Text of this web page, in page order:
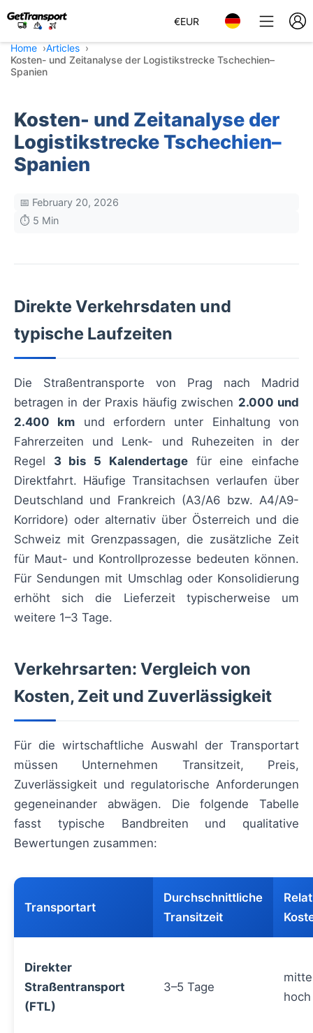
€EUR
Home
Articles
Kosten- und Zeitanalyse der Logistikstrecke Tschechien–
Spanien
Kosten- und Zeitanalyse der
Logistikstrecke Tschechien–
Spanien
📅 February 20, 2026
⏱️ 5 Min
Direkte Verkehrsdaten und
typische Laufzeiten
Die Straßentransporte von Prag nach Madrid
betragen in der Praxis häufig zwischen 2.000 und
2.400 km und erfordern unter Einhaltung von
Fahrerzeiten und Lenk- und Ruhezeiten in der
Regel 3 bis 5 Kalendertagefür eine einfache
Direktfahrt. Häufige Transitachsen verlaufen über
Deutschland und Frankreich (A3/A6 bzw. A4/A9-
Korridore) oder alternativ über Österreich und die
Schweiz mit Grenzpassagen, die zusätzliche Zeit
für Maut- und Kontrollprozesse bedeuten können.
Für Sendungen mit Umschlag oder Konsolidierung
erhöht sich die Lieferzeit typischerweise um
weitere 1–3 Tage.
Verkehrsarten: Vergleich von
Kosten, Zeit und Zuverlässigkeit
Für die wirtschaftliche Auswahl der Transportart
müssen Unternehmen Transitzeit, Preis,
Zuverlässigkeit und regulatorische Anforderungen
gegeneinander abwägen. Die folgende Tabelle
fasst typische Bandbreiten und qualitative
Bewertungen zusammen:
Transportart
Durchschnittliche
Transitzeit
Direkter
Straßentransport
(FTL)
3–5 Tage
hoch